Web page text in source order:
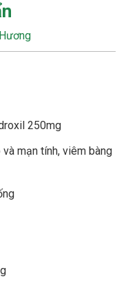
250mg
mạn tính, viêm bàng